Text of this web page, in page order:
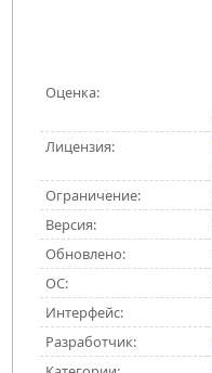
Оценка:
Лицензия:
Ограничение:
Версия:
Обновлено:
ОС:
Интерфейс:
Разработчик: